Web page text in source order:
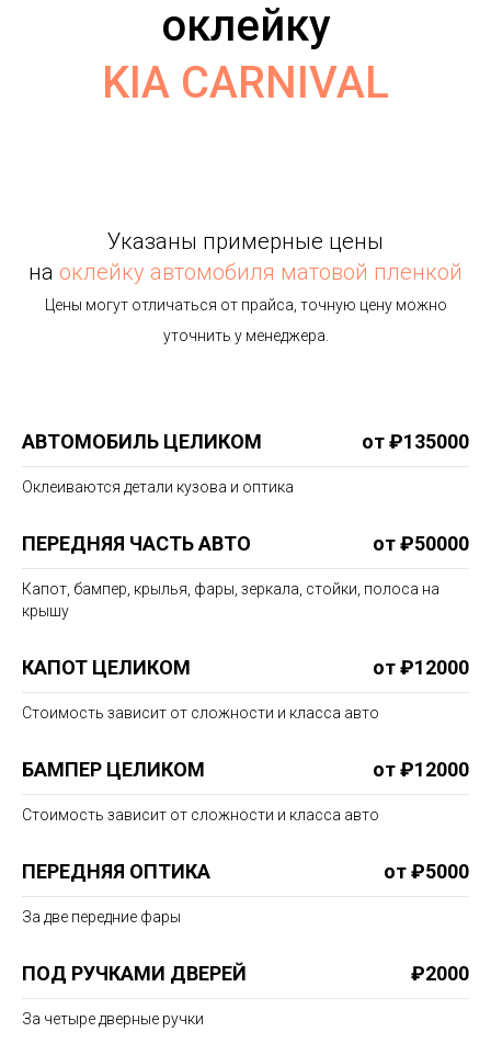
оклейку
KIA CARNIVAL
Указаны примерные цены
на оклейку автомобиля матовой пленкой
Цены могут отличаться от прайса, точную цену можно
уточнить у менеджера.
АВТОМОБИЛЬ ЦЕЛИКОМ от ₽135000
Оклеиваются детали кузова и оптика
ПЕРЕДНЯЯ ЧАСТЬ АВТО от ₽50000
Капот, бампер, крылья, фары, зеркала, стойки, полоса на
крышу
КАПОТ ЦЕЛИКОМ от ₽12000
Стоимость зависит от сложности и класса авто
БАМПЕР ЦЕЛИКОМ от ₽12000
Стоимость зависит от сложности и класса авто
ПЕРЕДНЯЯ ОПТИКА от ₽5000
За две передние фары
ПОД РУЧКАМИ ДВЕРЕЙ ₽2000
За четыре дверные ручки